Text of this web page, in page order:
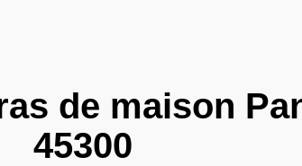
de maison
45300